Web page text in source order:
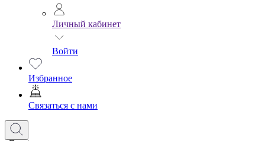
Личный кабинет
Войти
Избранное
Связаться с нами